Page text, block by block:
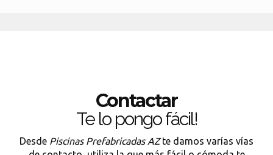
Contactar
Te lo pongo fácil!
Desde Piscinas Prefabricadas AZte damos varías vías